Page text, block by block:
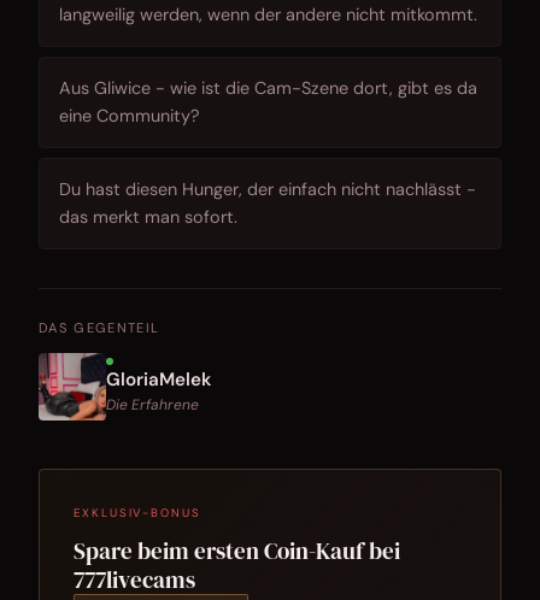
langweilig werden, wenn der andere nicht mitkommt.
Aus Gliwice - wie ist die Cam-Szene dort, gibt es da
eine Community?
Du hast diesen Hunger, der einfach nicht nachlässt -
das merkt man sofort.
DAS GEGENTEIL
GloriaMelek
Die Erfahrene
EXKLUSIV-BONUS
Spare beim ersten Coin-Kauf bei
777livecams